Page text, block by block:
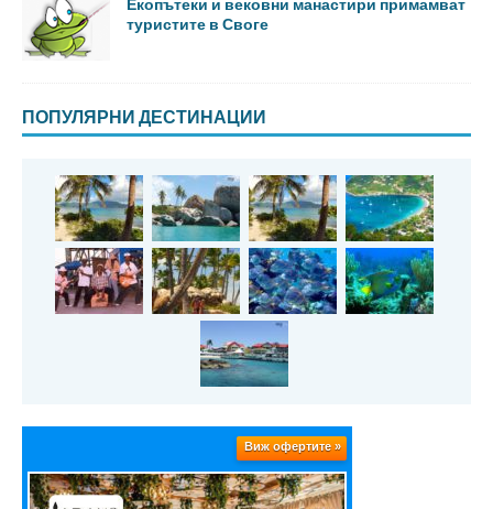
Екопътеки и вековни манастири примамват
туристите в Своге
ПОПУЛЯРНИ ДЕСТИНАЦИИ